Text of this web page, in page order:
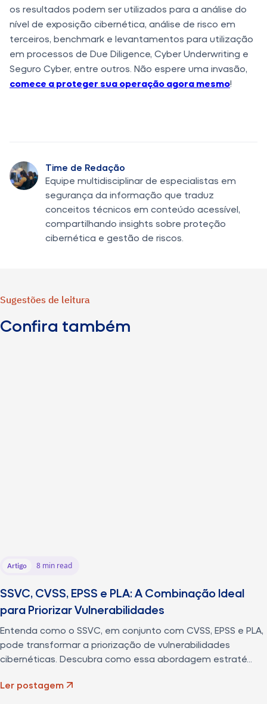
os resultados podem ser utilizados para a análise do
nível de exposição cibernética, análise de risco em
terceiros, benchmark e levantamentos para utilização
em processos de Due Diligence, Cyber Underwriting e
Seguro Cyber, entre outros. Não espere uma invasão,
comece a proteger sua operação agora mesmo!
Time de Redação
Equipe multidisciplinar de especialistas em
segurança da informação que traduz
conceitos técnicos em conteúdo acessível,
compartilhando insights sobre proteção
cibernética e gestão de riscos.
Sugestões de leitura
Confira também
Artigo 8 min read
SSVC, CVSS, EPSS e PLA: A Combinação Ideal
para Priorizar Vulnerabilidades
Entenda como o SSVC, em conjunto com CVSS, EPSS e PLA,
pode transformar a priorização de vulnerabilidades
cibernéticas. Descubra como essa abordagem estraté...
Ler postagem